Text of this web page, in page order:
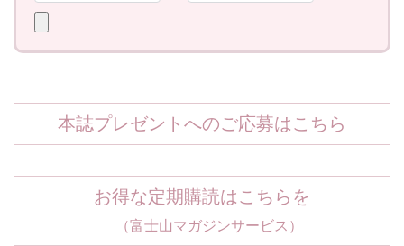
本誌プレゼントへのご応募はこちら
お得な定期購読はこちらを
（富士山マガジンサービス）